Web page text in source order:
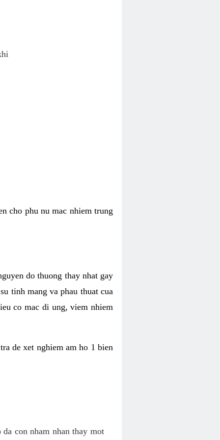
cho phu nu mac nhiem trung
do thuong thay nhat gay
tinh mang va phau thuat cua
co mac di ung, viem nhiem
de xet nghiem am ho 1 bien
con nham nhan thay mot